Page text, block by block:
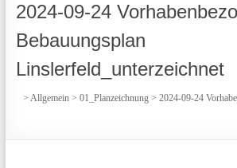
2024-09-24
Bebauungsplan
Linslerfeld_unterzeichnet
>Allgemein >01_Planzeichnung >2024-09-24